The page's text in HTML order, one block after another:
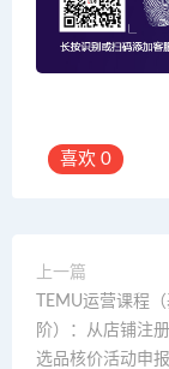
喜欢 0
上一篇
TEMU运营课程
阶）：从店铺注
选品核价活动申